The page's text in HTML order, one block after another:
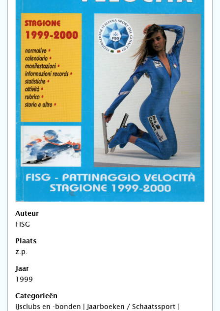
Auteur
FISG
Plaats
z.p.
Jaar
1999
Categorieën
IJsclubs en -bonden | Jaarboeken / Schaatssport |